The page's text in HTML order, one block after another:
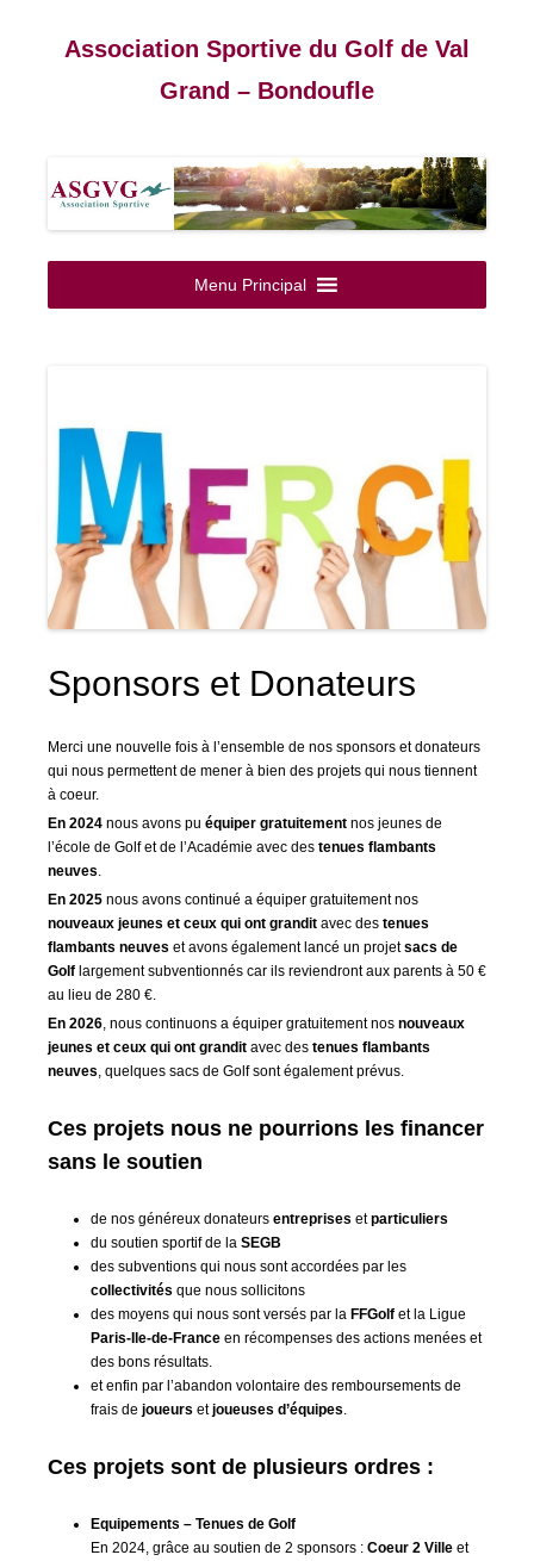
Association Sportive du Golf de Val
Grand – Bondoufle
au
contenu
Menu Principal
Sponsors et Donateurs
Merci une nouvelle fois à l’ensemble de nos sponsors et donateurs
qui nous permettent de mener à bien des projets qui nous tiennent
à coeur.
En 2024 nous avons pu équiper gratuitement nos jeunes de
l’école de Golf et de l’Académie avec des tenues flambants
neuves
En 2025 nous avons continué a équiper gratuitement nos
nouveaux jeunes et ceux qui ont grandit avec des tenues
flambants neuves et avons également lancé un projetsacs de
Golf largement subventionnés car ils reviendront aux parents à 50 €
au lieu de 280 €.
En 2026 , nous continuons a équiper gratuitement nos nouveaux
jeunes et ceux qui ont grandit avec des tenues flambants
neuves , quelques sacs de Golf sont également prévus.
Ces projets nous ne pourrions les financer
sans le soutien
de nos généreux donateurs entreprises etparticuliers
du soutien sportif de la SEGB
des subventions qui nous sont accordées par les
collectivités que nous sollicitons
des moyens qui nous sont versés par la FFGolf et la Ligue
Paris-Ile-de-France en récompenses des actions menées et
des bons résultats.
et enfin par l’abandon volontaire des remboursements de
frais de joueurs etjoueuses d’équipes
Ces projets sont de plusieurs ordres :
Equipements – Tenues de Golf
En 2024, grâce au soutien de 2 sponsors : Coeur 2 Ville et